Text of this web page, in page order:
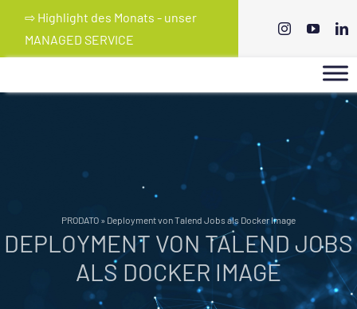
content
⇨ Highlight des Monats - unser
MANAGED SERVICE
PRODATO » Deployment von Talend Jobs als Docker Image
DEPLOYMENT VON TALEND JOBS
ALS DOCKER IMAGE